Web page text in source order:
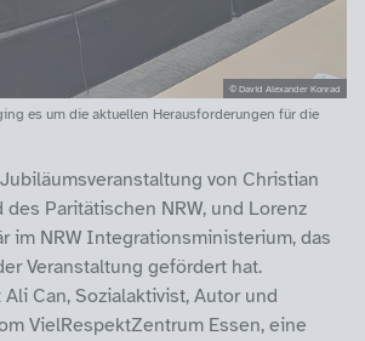
© David Alexander Konrad
es um die aktuellen Herausforderungen für die
von Christian
des Paritätischen NRW, und Lorenz
im NRW Integrationsministerium, das
Veranstaltung gefördert hat.
Can, Sozialaktivist, Autor und
VielRespektZentrum Essen, eine